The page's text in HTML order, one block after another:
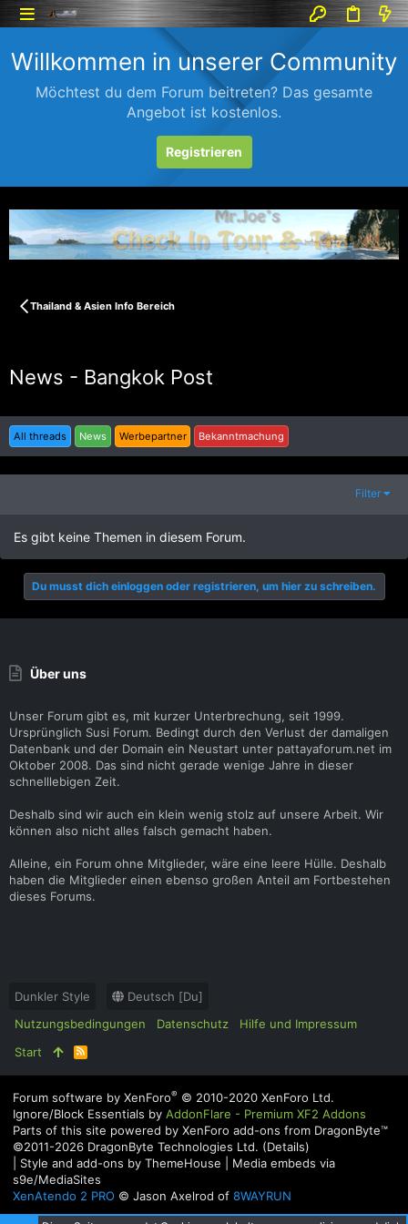
Willkommen in unserer Community
Möchtest du dem Forum beitreten? Das gesamte
Angebot ist kostenlos.
Registrieren
Thailand & Asien Info Bereich
News - Bangkok Post
All threads News Werbepartner Bekanntmachung
Filter
Es gibt keine Themen in diesem Forum.
Du musst dich einloggen oder registrieren, um hier zu schreiben.
Über uns
Unser Forum gibt es, mit kurzer Unterbrechung, seit 1999.
Ursprünglich Susi Forum. Bedingt durch den Verlust der damaligen
Datenbank und der Domain ein Neustart unter pattayaforum.net im
Oktober 2008. Das sind nicht gerade wenige Jahre in dieser
schnelllebigen Zeit.
Deshalb sind wir auch ein klein wenig stolz auf unsere Arbeit. Wir
können also nicht alles falsch gemacht haben.
Alleine, ein Forum ohne Mitglieder, wäre eine leere Hülle. Deshalb
haben die Mitglieder einen ebenso großen Anteil am Fortbestehen
dieses Forums.
Dunkler Style
Deutsch [Du]
Nutzungsbedingungen
Datenschutz
Hilfe und Impressum
Start
R
S
S
Forum software by XenForo® © 2010-2020 XenForo Ltd.
Ignore/Block Essentials by AddonFlare - Premium XF2 Addons
Parts of this site powered by XenForo add-ons from DragonByte™
©2011-2026 DragonByte Technologies Ltd. (Details)
Style and add-ons by ThemeHouse
Media embeds via
s9e/MediaSites
XenAtendo 2 PRO © Jason Axelrod of 8WAYRUN